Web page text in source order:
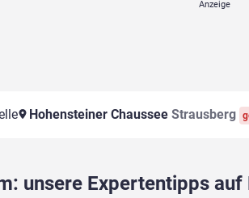
Hohensteiner Chaussee Strausberg
unsere Expertentipps